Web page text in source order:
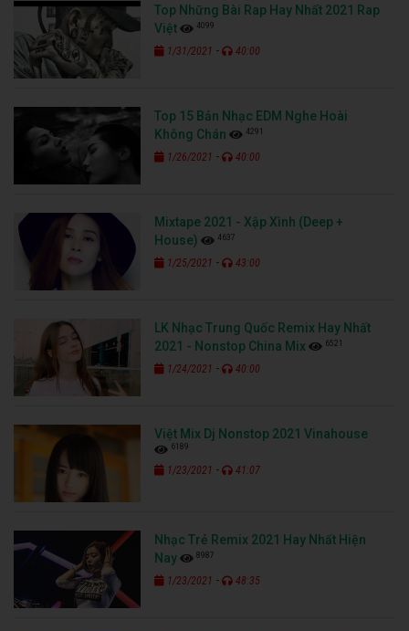
Top Những Bài Rap Hay Nhất 2021 Rap
Việt
4099
1/31/2021 - 40:00
Top 15 Bản Nhạc EDM Nghe Hoài
Không Chán
4291
1/26/2021 - 40:00
Mixtape 2021 - Xập Xình (Deep +
House)
4637
1/25/2021 - 43:00
LK Nhạc Trung Quốc Remix Hay Nhất
2021 - Nonstop China Mix
6521
1/24/2021 - 40:00
Việt Mix Dj Nonstop 2021 Vinahouse
6189
1/23/2021 - 41:07
Nhạc Trẻ Remix 2021 Hay Nhất Hiện
Nay
8987
1/23/2021 - 48:35